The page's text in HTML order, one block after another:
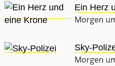
Ein Herz
Morgen
Sky-
Morgen